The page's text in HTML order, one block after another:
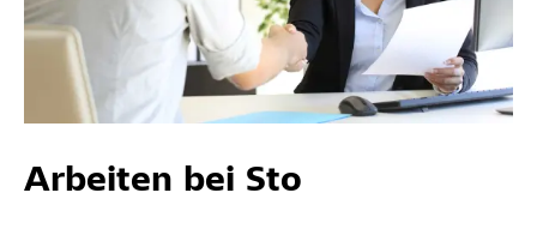
Arbeiten bei Sto